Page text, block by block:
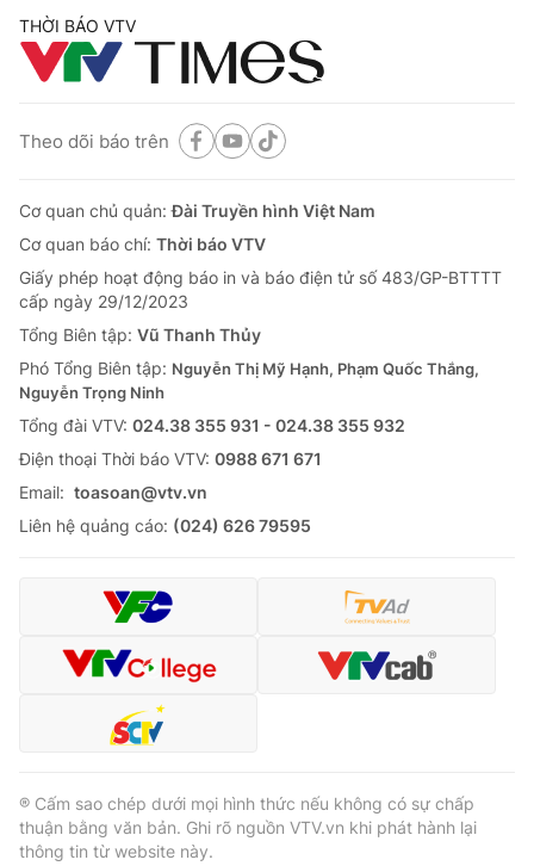
THỜI BÁO VTV
Theo dõi báo trên
Cơ quan chủ quản:Đài Truyền hình Việt Nam
Cơ quan báo chí: Thời báo VTV
Giấy phép hoạt động báo in và báo điện tử số 483/GP-BTTTT
cấp ngày 29/12/2023
Tổng Biên tập: Vũ Thanh Thủy
Phó Tổng Biên tập: Nguyễn Thị Mỹ Hạnh, Phạm Quốc Thắng,
Nguyễn Trọng Ninh
Tổng đài VTV: 024.38 355 931 - 024.38 355 932
Ðiện thoại Thời báo VTV: 0988 671 671
Email: toasoan@vtv.vn
Liên hệ quảng cáo: (024) 626 79595
® Cấm sao chép dưới mọi hình thức nếu không có sự chấp
thuận bằng văn bản. Ghi rõ nguồn VTV.vn khi phát hành lại
thông tin từ website này.